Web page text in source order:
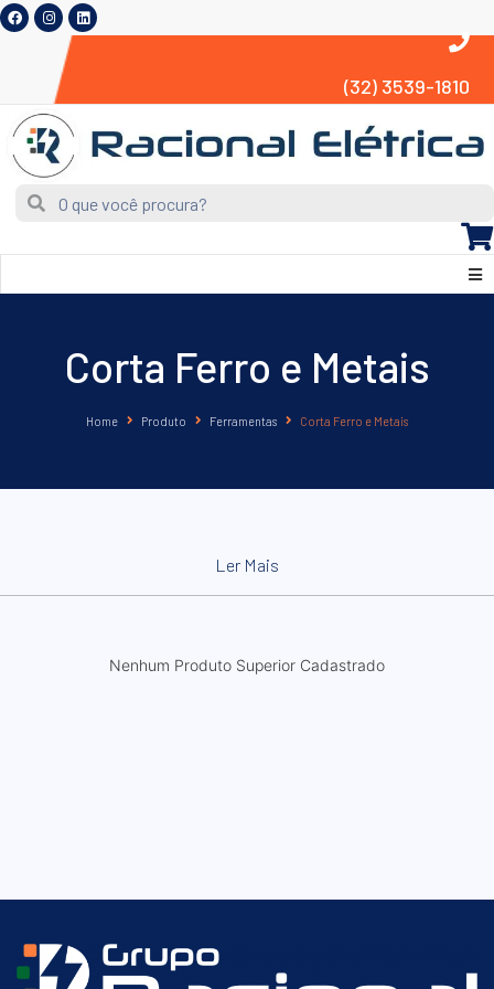
(32) 3539-1810
Corta Ferro e Metais
Home Produto Ferramentas Corta Ferro e Metais
Ler Mais
Nenhum Produto Superior Cadastrado